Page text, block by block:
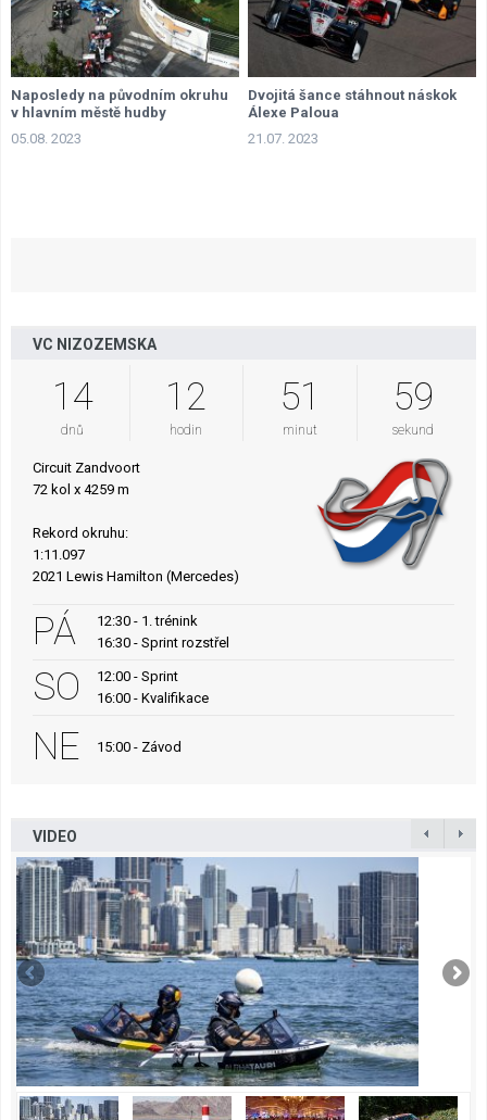
Naposledy na původním okruhu
v hlavním městě hudby
05.08. 2023
Dvojitá šance stáhnout náskok
Álexe Paloua
21.07. 2023
VC NIZOZEMSKA
14
dnů
12
hodin
51
minut
58
sekund
Circuit Zandvoort
72 kol x 4259 m
Rekord okruhu:
1:11.097
2021 Lewis Hamilton (Mercedes)
PÁ
12:30 - 1. trénink
16:30 - Sprint rozstřel
SO
12:00 - Sprint
16:00 - Kvalifikace
NE 15:00 - Závod
VIDEO